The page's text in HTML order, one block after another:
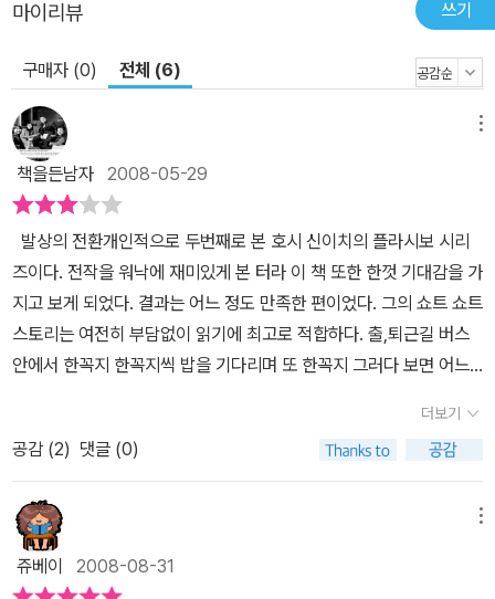
마이리뷰 쓰기
구매자 (0) 전체 (6)
책을든남자 2008-05-29
발상의 전환개인적으로 두번째로 본 호시 신이치의 플라시보 시리
즈이다. 전작을 워낙에 재미있게 본 터라 이 책 또한 한껏 기대감을 가
지고 보게 되었다. 결과는 어느 정도 만족한 편이었다. 그의 쇼트 쇼트
스토리는 여전히 부담없이 읽기에 최고로 적합하다. 출,퇴근길 버스
안에서 한꼭지 한꼭지씩 밥을 기다리며 또 한꼭지 그러다 보면 어느
런면에서 플라시보 시리즈는 바쁜 직장인들을 위한 맛춤형 책이 아닐
까 싶다.이 책의 제목인 '한 줌의 미래'가 암시하듯이 일전에 보았던
'흔해빠진 수법'에 비해서 각각의 이야기마다 SF적인 요소가 많이 가
미된 것이 특징이라 생각된다. 호시 신이치는 과연 그 많은 이야기들
을 어떻게 창작해낼까 또는 시리즈만 거창하게 많지 다 거기서 거기
인 비슷비슷한건 아닐까 하는 우려도 있었지만 각각의 책들마다 차별
더보기
공감 (2) 댓글 (0)
쥬베이 2008-08-31